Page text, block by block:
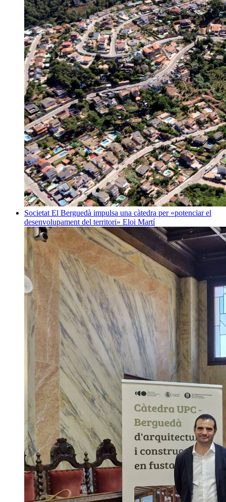
Societat El Berguedà impulsa una càtedra per «potenciar el
desenvolupament del territori» Eloi Martí